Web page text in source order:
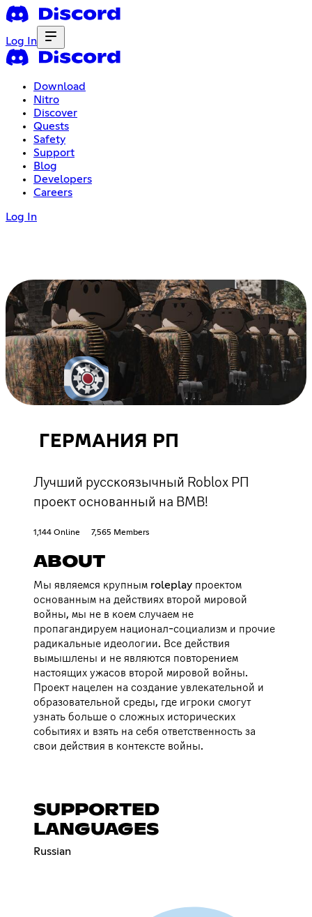
Log In
Download
Nitro
Discover
Quests
Safety
Support
Blog
Developers
Careers
Log In
ГЕРМАНИЯ РП
Лучший русскоязычный Roblox РП
проект основанный на ВМВ!
1,144 Online 7,565 Members
ABOUT
Мы являемся крупным roleplay проектом
основанным на действиях второй мировой
войны, мы не в коем случаем не
пропагандируем национал-социализм и прочие
радикальные идеологии. Все действия
вымышлены и не являются повторением
настоящих ужасов второй мировой войны.
Проект нацелен на создание увлекательной и
образовательной среды, где игроки смогут
узнать больше о сложных исторических
событиях и взять на себя ответственность за
свои действия в контексте войны.
SUPPORTED
LANGUAGES
Russian